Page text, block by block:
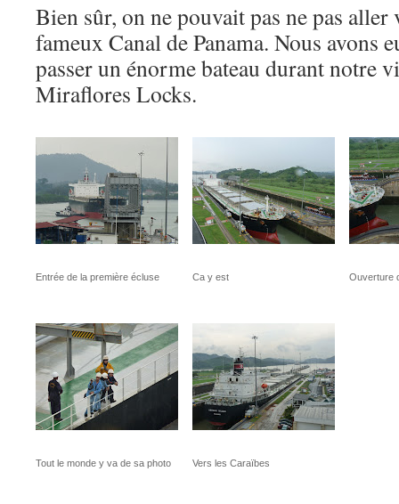
Bien sûr, on ne pouvait pas ne pas
fameux Canal de Panama. Nous avons
passer un énorme bateau durant notre
Miraflores Locks.
Entrée de la première écluse Ca y est Ouverture
Tout le monde y va de sa photo Vers les Caraïbes